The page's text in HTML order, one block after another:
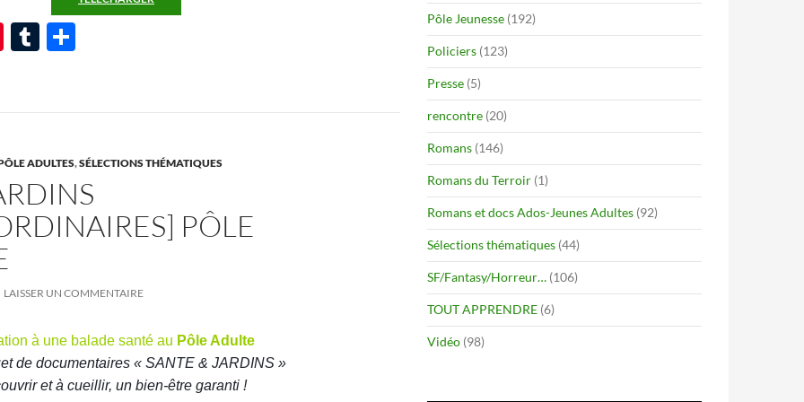
Pi
es
t
T
bl
r
g
er
ADULTES,SÉLECTIONS THÉMATIQUES
PÔLE
LAISSER UN COMMENTAIRE
à une balade santé au Pôle Adulte
de documentaires « SANTE & JARDINS »
et à cueillir, un bien-être garanti !
Pôle Jeunesse (192)
Policiers (123)
Presse (5)
rencontre (20)
Romans (146)
Romans du Terroir (1)
Romans et docs Ados-Jeunes Adultes (92)
Sélections thématiques (44)
SF/Fantasy/Horreur… (106)
TOUT APPRENDRE (6)
Vidéo (98)